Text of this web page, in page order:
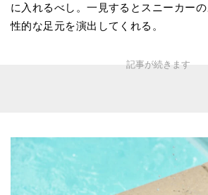
に入れるべし。一見するとスニーカー
性的な足元を演出してくれる。